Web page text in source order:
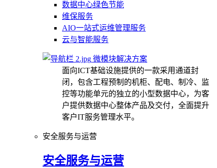
数据中心绿色节能
维保服务
AIO一站式运维管理服务
云与智能服务
微模块解决方案
面向ICT基础设施提供的一款采用通道封
闭，包含工程预制的机柜、配电、制冷、监
控等功能单元的独立的小型数据中心，为客
户提供数据中心整体产品及交付，全面提升
客户IT服务管理水平。
安全服务与运营
安全服务与运营